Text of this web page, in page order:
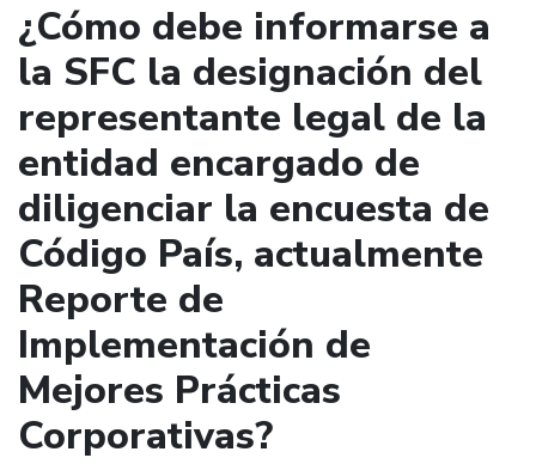
¿Cómo debe informarse a
la SFC la designación del
representante legal de la
entidad encargado de
diligenciar la encuesta de
Código País, actualmente
Reporte de
Implementación de
Mejores Prácticas
Corporativas?